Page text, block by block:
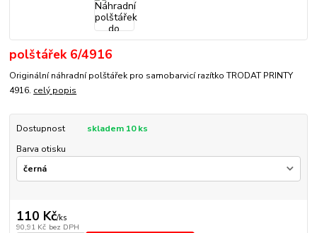
polštářek 6/4916
Originální náhradní polštářek pro samobarvicí razítko TRODAT PRINTY
4916. celý popis
Dostupnost
skladem 10 ks
Barva otisku
110 Kč/ks
90,91 Kč bez DPH